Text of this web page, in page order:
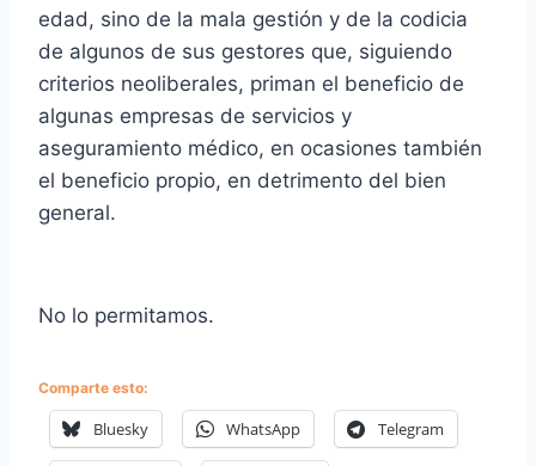
edad, sino de la mala gestión y de la codicia
de algunos de sus gestores que, siguiendo
criterios neoliberales, priman el beneficio de
algunas empresas de servicios y
aseguramiento médico, en ocasiones también
el beneficio propio, en detrimento del bien
general.
No lo permitamos.
Comparte esto:
Bluesky WhatsApp Telegram